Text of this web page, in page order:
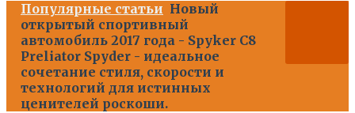
Популярные статьи Новый
открытый спортивный
автомобиль 2017 года - Spyker C8
Preliator Spyder - идеальное
сочетание стиля, скорости и
технологий для истинных
ценителей роскоши.